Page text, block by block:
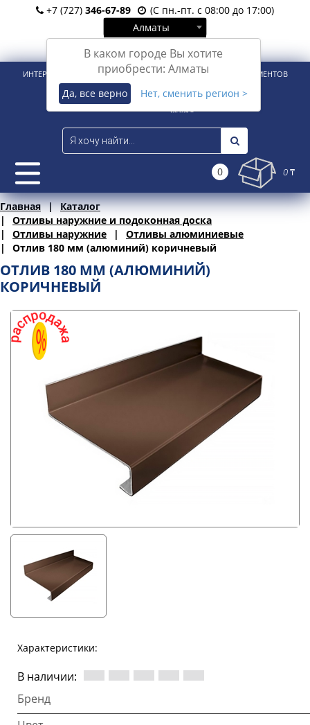
+7 (727) 346-67-89
(С пн.-пт. с 08:00 до 17:00)
Алматы
В каком городе Вы хотите
приобрести: Алматы
Да, все верно Нет, сменить регион >
Вход Регистрация
ИНТЕРНЕТ-МАГАЗИН ДЛЯ РОЗНИЧНЫХ И КОРПОРАТИВНЫХ КЛИЕНТОВ
0 0 ₸
Главная
Каталог
Отливы наружние и подоконная доска
Отливы наружние
Отливы алюминиевые
Отлив 180 мм (алюминий) коричневый
ОТЛИВ 180 ММ (АЛЮМИНИЙ)
КОРИЧНЕВЫЙ
Характеристики:
В наличии:
Бренд